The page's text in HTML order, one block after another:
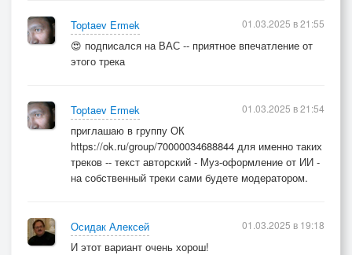
Toptaev Ermek
😍 подписался на ВАС -- приятное впечатление от
этого трека
01.03.2025 в 21:55
Toptaev Ermek
приглашаю в группу ОК
https://ok.ru/group/70000034688844 для именно таких
треков -- текст авторский - Муз-оформление от ИИ -
на собственный треки сами будете модератором.
01.03.2025 в 21:54
Осидак Алексей
И этот вариант очень хорош!
01.03.2025 в 19:18